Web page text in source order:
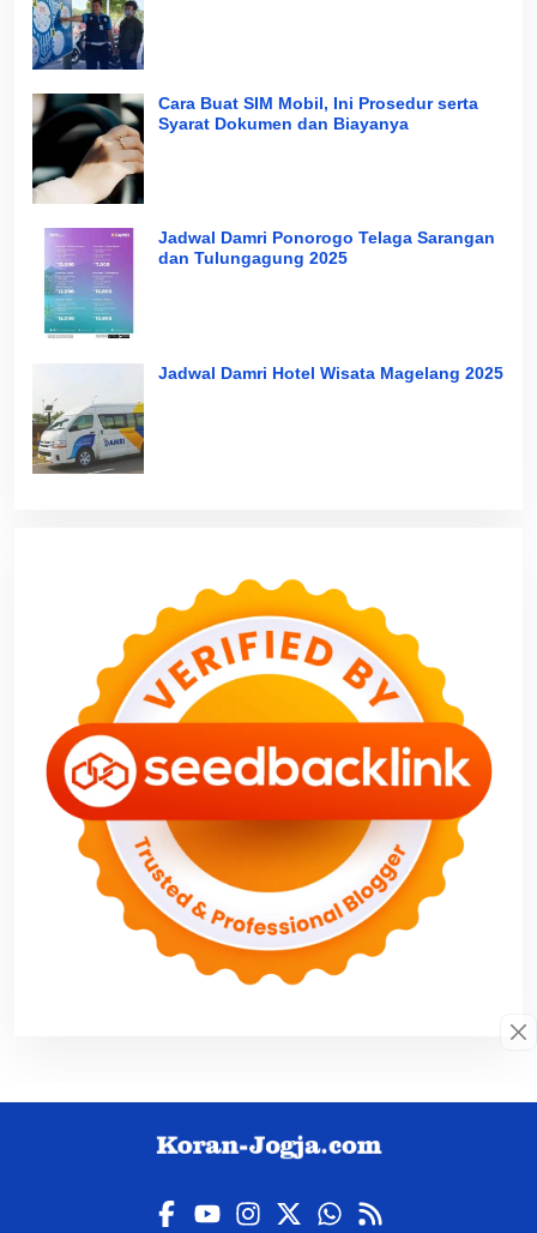
Cara Buat SIM Mobil, Ini Prosedur serta
Syarat Dokumen dan Biayanya
Jadwal Damri Ponorogo Telaga Sarangan
dan Tulungagung 2025
Jadwal Damri Hotel Wisata Magelang 2025